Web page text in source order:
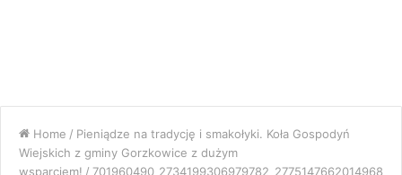
Home / Pieniądze na tradycję i smakołyki. Koła Gospodyń
Wiejskich z gminy Gorzkowice z dużym
wsparciem! / 701960490_2734199306979782_2775147662014968